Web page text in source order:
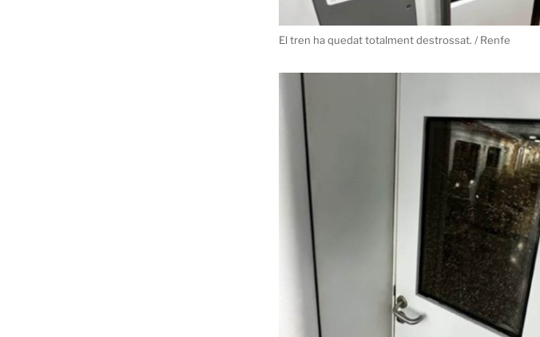
El tren ha quedat totalment destrossat. / Renfe